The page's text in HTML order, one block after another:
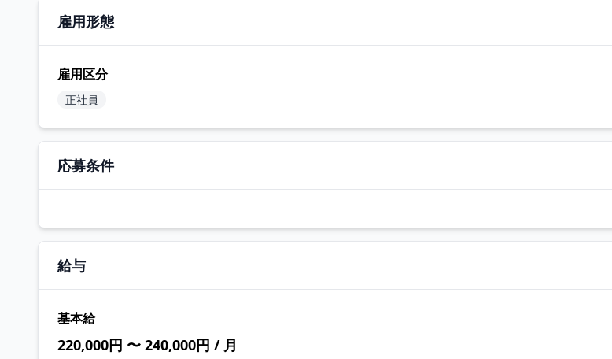
雇用形態
雇用区分
正社員
応募条件
給与
基本給
220,000円 〜 240,000円 / 月